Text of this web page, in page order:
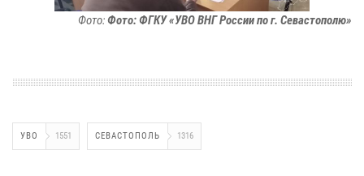
Фото:Фото: ФГКУ «УВО ВНГ России по г. Севастополю»
УВО 1551 СЕВАСТОПОЛЬ 1316